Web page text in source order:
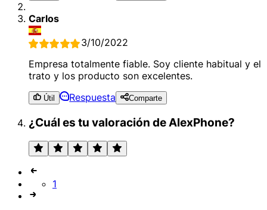
Carlos
3/10/2022
Empresa totalmente fiable. Soy cliente habitual y el
trato y los producto son excelentes.
Útil Respuesta Comparte
¿Cuál es tu valoración de AlexPhone?
1